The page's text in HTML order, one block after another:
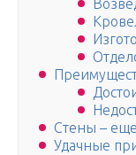
Стены –
Удачные